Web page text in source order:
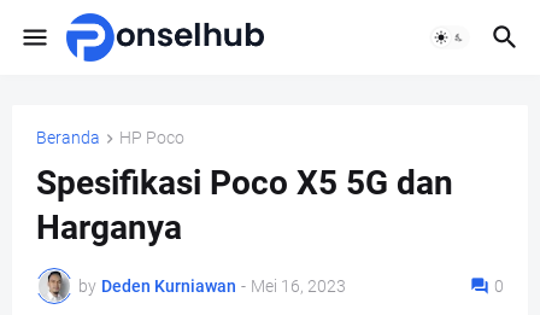
Beranda HP Poco
Spesifikasi Poco X5 5G dan
Harganya
by Deden Kurniawan - Mei 16, 2023 0